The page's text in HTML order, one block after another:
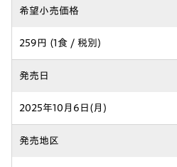
希望小売価格
259円 (1食 / 税別)
発売日
2025年10月6日(月)
発売地区